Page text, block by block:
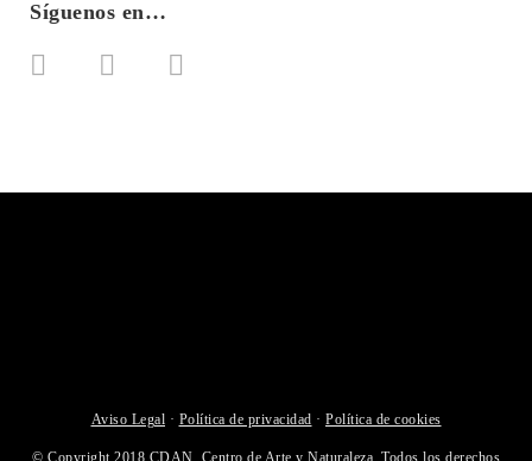
Síguenos en…
Aviso Legal · Política de privacidad · Política de cookies